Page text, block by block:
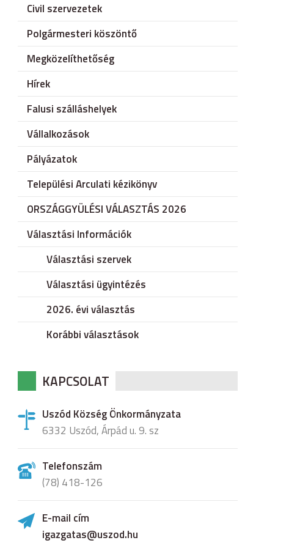
Civil szervezetek
Polgármesteri köszöntő
Megközelíthetőség
Hírek
Falusi szálláshelyek
Vállalkozások
Pályázatok
Települési Arculati kézikönyv
ORSZÁGGYÜLÉSI VÁLASZTÁS 2026
Választási Információk
Választási szervek
Választási ügyintézés
2026. évi választás
Korábbi választások
KAPCSOLAT
Uszód Község Önkormányzata
6332 Uszód, Árpád u. 9. sz
Telefonszám
(78) 418-126
E-mail cím
igazgatas@uszod.hu